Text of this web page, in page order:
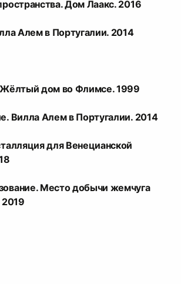
Дом Лаакс. 2016
Алем в Португалии. 2014
дом во Флимсе. 1999
Вилла Алем в Португалии. 2014
для Венецианской
Место добычи жемчуга